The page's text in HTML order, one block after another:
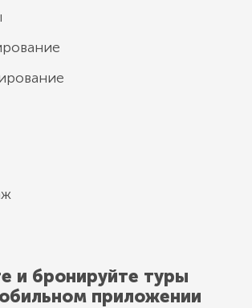
и бронируйте туры
приложении